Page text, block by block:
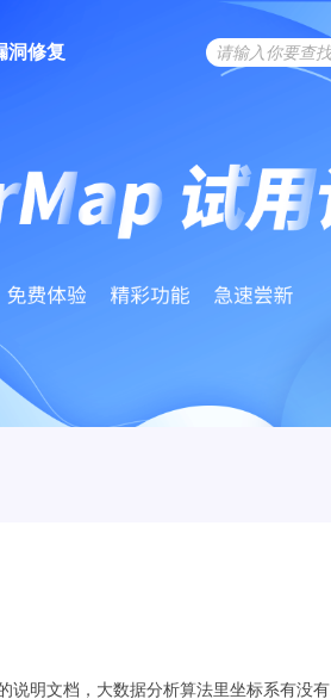
洞修复
说明文档，大数据分析算法里坐标系有没有